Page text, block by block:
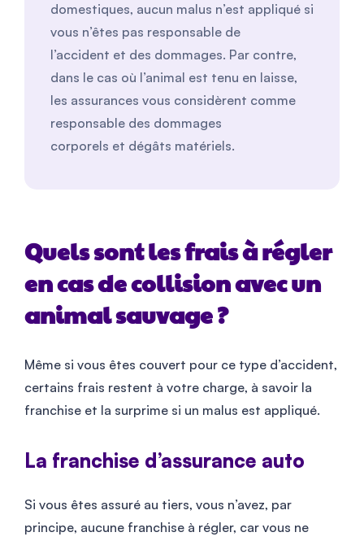
domestiques, aucun malus n’est appliqué si
vous n’êtes pas responsable de
l’accident et des dommages. Par contre,
dans le cas où l’animal est tenu en laisse,
les assurances vous considèrent comme
responsable des dommages
corporels et dégâts matériels.
Quels sont les frais à régler
en cas de collision avec un
animal sauvage ?
Même si vous êtes couvert pour ce type d’accident,
certains frais restent à votre charge, à savoir la
franchise et la surprime si un malus est appliqué.
La franchise d’assurance auto
Si vous êtes assuré au tiers, vous n’avez, par
principe, aucune franchise à régler, car vous ne